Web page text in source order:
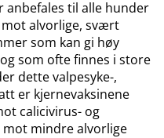
anbefales til alle hunder
alvorlige, svært
som kan gi høy
som ofte finnes i store
dette valpesyke-,
er kjernevaksinene
calicivirus- og
mot mindre alvorlige